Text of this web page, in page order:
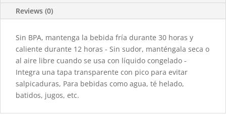
Reviews (0)
Sin BPA, mantenga la bebida fría durante 30 horas y
caliente durante 12 horas - Sin sudor, manténgala seca o
al aire libre cuando se usa con líquido congelado -
Integra una tapa transparente con pico para evitar
salpicaduras, Para bebidas como agua, té helado,
batidos, jugos, etc.